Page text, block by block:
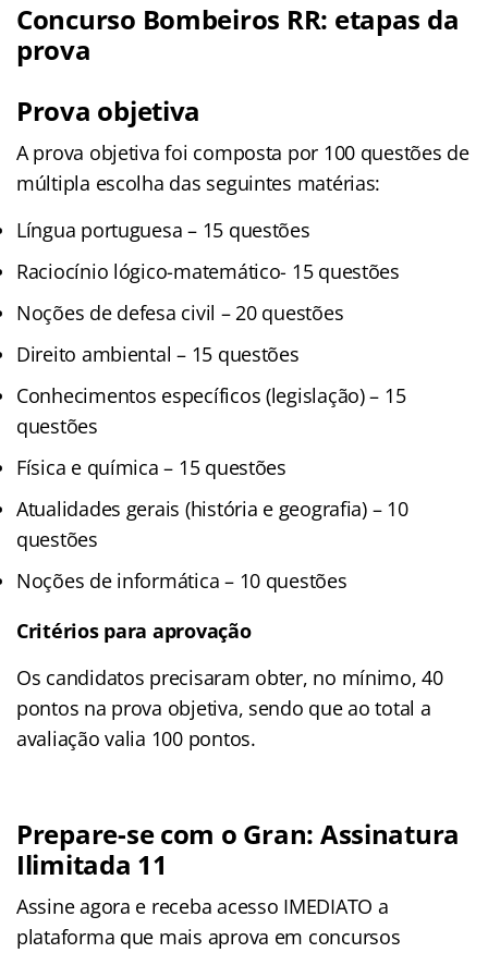
Concurso Bombeiros RR: etapas da
prova
Prova objetiva
A prova objetiva foi composta por 100 questões de
múltipla escolha das seguintes matérias:
Língua portuguesa – 15 questões
Raciocínio lógico-matemático- 15 questões
Noções de defesa civil – 20 questões
Direito ambiental – 15 questões
Conhecimentos específicos (legislação) – 15
questões
Física e química – 15 questões
Atualidades gerais (história e geografia) – 10
questões
Noções de informática – 10 questões
Critérios para aprovação
Os candidatos precisaram obter, no mínimo, 40
pontos na prova objetiva, sendo que ao total a
avaliação valia 100 pontos.
Prepare-se com o Gran: Assinatura
Ilimitada 11
Assine agora e receba acesso IMEDIATO a
plataforma que mais aprova em concursos